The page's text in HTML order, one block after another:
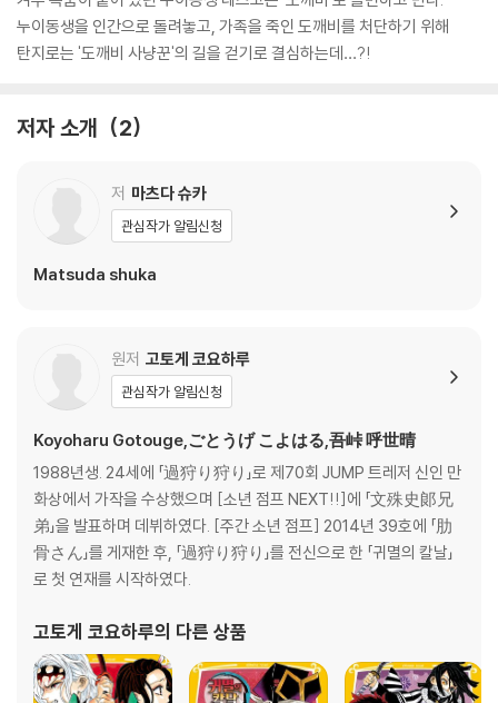
누이동생을 인간으로 돌려놓고, 가족을 죽인 도깨비를 처단하기 위해
탄지로는 '도깨비 사냥꾼'의 길을 걷기로 결심하는데…?!
저자 소개 2
저 마츠다 슈카
관심작가 알림신청
Matsuda shuka
원저 고토게 코요하루
관심작가 알림신청
Koyoharu Gotouge,ごとうげ こよはる,吾峠 呼世晴
1988년생. 24세에 「過狩り狩り」로 제70회 JUMP 트레저 신인 만
화상에서 가작을 수상했으며 [소년 점프 NEXT!!]에 「文殊史郞兄
弟」을 발표하며 데뷔하였다. [주간 소년 점프] 2014년 39호에 「肋
骨さん」를 게재한 후, 「過狩り狩り」를 전신으로 한 「귀멸의 칼날」
로 첫 연재를 시작하였다.
고토게 코요하루의 다른 상품